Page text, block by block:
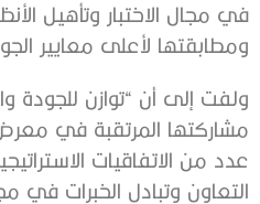
في مجال الاختبار وتأهيل
ومطابقتها لأعلى معايير
ولفت إلى أن “توازن للجودة
عدد من الاتفاقيات
التعاون وتبادل الخبرات في